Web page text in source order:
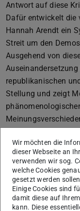
Antwort auf diese
Dafür entwickelt die
Hannah Arendt ein
Streit um den
Ausgehend von
republikanischen
Stellung und zeigt
Wann: 23.
Workshop
zum Buch
ein Workshop mit
Wir möchten die
dieser Webseite an
verwenden wir sog.
welche Cookies
gesetzt werden
Einige Cookies sind
damit diese auf
kann. Diese